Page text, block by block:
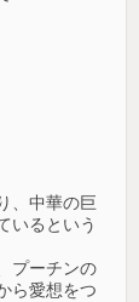
、中華の巨
いるという
プーチンの
ら愛想をつ